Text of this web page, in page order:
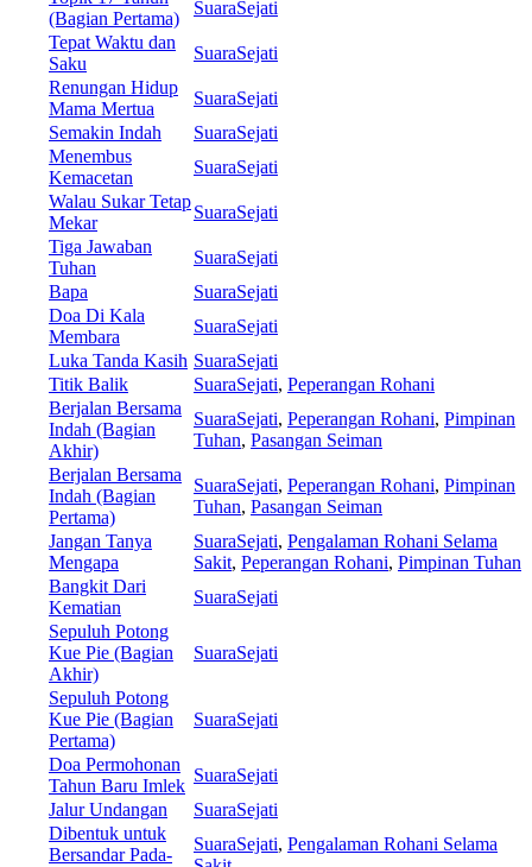
(Bagian Pertama)
SuaraSejati
Tepat Waktu dan
Saku
SuaraSejati
Renungan Hidup
Mama Mertua
SuaraSejati
Semakin Indah
SuaraSejati
Menembus
Kemacetan
SuaraSejati
Walau Sukar Tetap
Mekar
SuaraSejati
Tiga Jawaban
Tuhan
SuaraSejati
Bapa
SuaraSejati
Doa Di Kala
Membara
SuaraSejati
Luka Tanda Kasih SuaraSejati
Titik Balik
SuaraSejati, Peperangan Rohani
Berjalan Bersama
Indah (Bagian
Akhir)
SuaraSejati, Peperangan Rohani, Pimpinan
Tuhan, Pasangan Seiman
Berjalan Bersama
Indah (Bagian
Pertama)
SuaraSejati, Peperangan Rohani, Pimpinan
Tuhan, Pasangan Seiman
Jangan Tanya
Mengapa
SuaraSejati, Pengalaman Rohani Selama
Sakit, Peperangan Rohani, Pimpinan Tuhan
Bangkit Dari
Kematian
SuaraSejati
Sepuluh Potong
Kue Pie (Bagian
Akhir)
SuaraSejati
Sepuluh Potong
Kue Pie (Bagian
Pertama)
SuaraSejati
Doa Permohonan
Tahun Baru Imlek
SuaraSejati
Jalur Undangan
SuaraSejati
Dibentuk untuk
Bersandar Pada-
SuaraSejati, Pengalaman Rohani Selama